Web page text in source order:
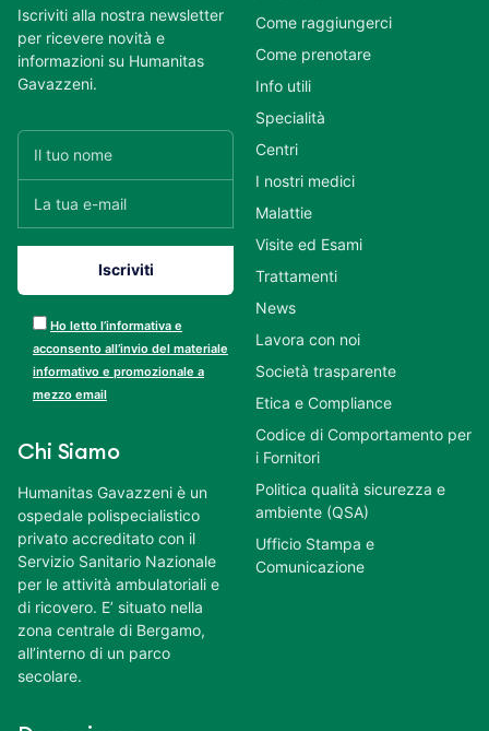
Iscriviti alla nostra newsletter
per ricevere novità e
informazioni su Humanitas
Gavazzeni.
Ho letto l’informativa e
acconsento all’invio del materiale
informativo e promozionale a
mezzo email
Chi Siamo
Humanitas Gavazzeni è un
ospedale polispecialistico
privato accreditato con il
Servizio Sanitario Nazionale
per le attività ambulatoriali e
di ricovero. E’ situato nella
zona centrale di Bergamo,
all’interno di un parco
secolare.
Come raggiungerci
Come prenotare
Info utili
Specialità
Centri
I nostri medici
Malattie
Visite ed Esami
Trattamenti
News
Lavora con noi
Società trasparente
Etica e Compliance
Codice di Comportamento per
i Fornitori
Politica qualità sicurezza e
ambiente (QSA)
Ufficio Stampa e
Comunicazione